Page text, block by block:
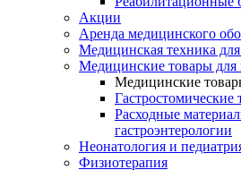
Акции
Аренда медицинского
Медицинская техника
Медицинские товары для
Медицинские
Гастростомические
Расходные
гастроэнтерологии
Неонатология и
Физиотерапия